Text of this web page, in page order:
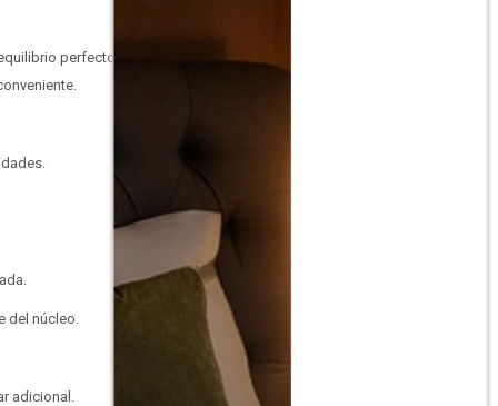
perfecto entre
del núcleo.
adicional.